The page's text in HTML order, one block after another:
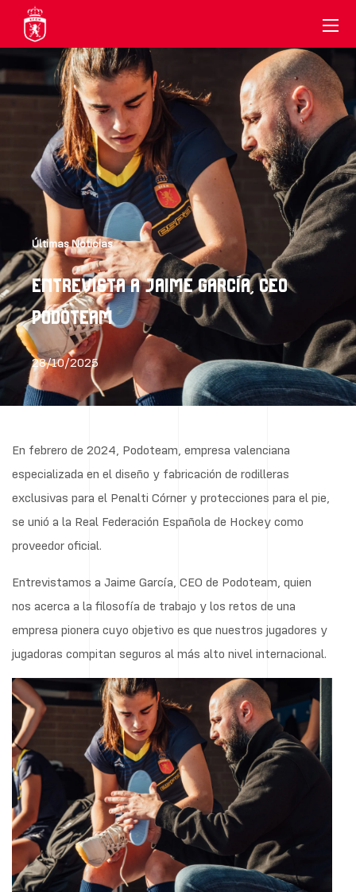
Últimas Noticias
ENTREVISTA A JAIME GARCÍA, CEO
PODOTEAM
28/10/2025
En febrero de 2024, Podoteam, empresa valenciana
especializada en el diseño y fabricación de rodilleras
exclusivas para el Penalti Córner y protecciones para el pie,
se unió a la Real Federación Española de Hockey como
proveedor oficial.
Entrevistamos a Jaime García, CEO de Podoteam, quien
nos acerca a la filosofía de trabajo y los retos de una
empresa pionera cuyo objetivo es que nuestros jugadores y
jugadoras compitan seguros al más alto nivel internacional.